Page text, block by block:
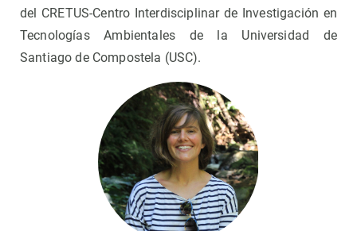
del CRETUS-Centro Interdisciplinar de Investigación en
Tecnologías Ambientales de la Universidad de
Santiago de Compostela (USC).